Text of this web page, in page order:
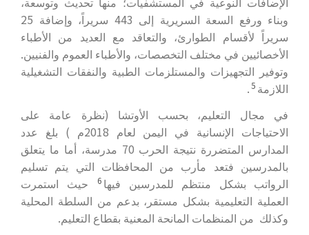
وبناء ورفع السعة السريرية إلى 443 سريراً، وإضافة 25
سريراً لأقسام الطوارئ، والتعاقد مع العديد من الأطباء
الأخصائيين في مختلف التخصصات، والأطباء العموم والفنيين.
وتوفير التجهيزات والمستلزمات الطبية والنفقات التشغيلية
اللازمة 5
.
في مجال التعليم، بحسب الأوتشا (نظرة عامة على
الاحتياجات الإنسانية في اليمن لعام 2018م ) بلغ عدد
المدارس المتضررة نتيجة الحرب 70 مدرسة، أما ما يتعلق
بالمدرسين فتعد مأرب من المحافظات التي يتم تسليم
الرواتب بشكل منتظم للمدرسين فيها 6
حيث استمرت
العملية التعليمية بشكل مستقر، بدعم من السلطة المحلية
وكذلك من المنظمات المانحة المعنية بقطاع التعليم.